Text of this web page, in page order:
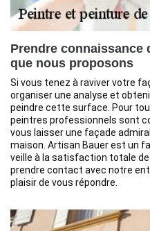
Prendre connaissance
que nous proposons
Si vous tenez à raviver votre
organiser une analyse et
peindre cette surface. Pour
peintres professionnels sont
vous laisser une façade
maison. Artisan Bauer est un
veille à la satisfaction totale
prendre contact avec notre
plaisir de vous répondre.